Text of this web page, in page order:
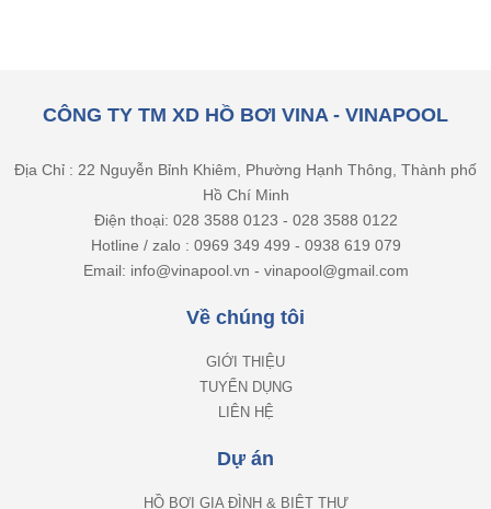
CÔNG TY TM XD HỒ BƠI VINA - VINAPOOL
Địa Chỉ : 22 Nguyễn Bỉnh Khiêm, Phường Hạnh Thông, Thành phố
Hồ Chí Minh
Điện thoại: 028 3588 0123 - 028 3588 0122
Hotline / zalo : 0969 349 499 - 0938 619 079
Email: info@vinapool.vn - vinapool@gmail.com
Về chúng tôi
GIỚI THIỆU
TUYỂN DỤNG
LIÊN HỆ
Dự án
HỒ BƠI GIA ĐÌNH & BIỆT THỰ